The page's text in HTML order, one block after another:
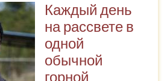
Каждый день
на рассвете в
одной
обычной